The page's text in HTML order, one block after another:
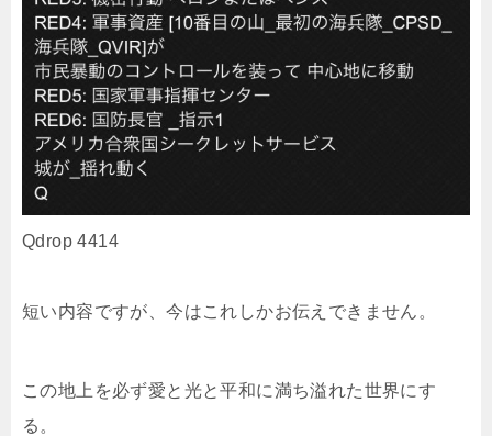
Qdrop 4414
短い内容ですが、今はこれしかお伝えできません。
この地上を必ず愛と光と平和に満ち溢れた世界にす
る。